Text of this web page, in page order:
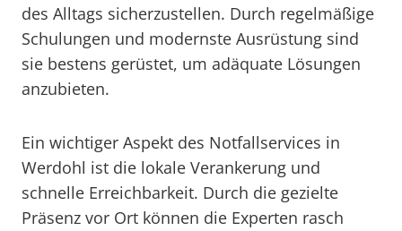
des Alltags sicherzustellen. Durch regelmäßige
Schulungen und modernste Ausrüstung sind
sie bestens gerüstet, um adäquate Lösungen
anzubieten.
Ein wichtiger Aspekt des Notfallservices in
Werdohl ist die lokale Verankerung und
schnelle Erreichbarkeit. Durch die gezielte
Präsenz vor Ort können die Experten rasch